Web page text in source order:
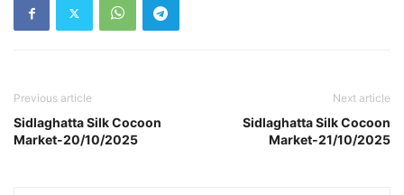
Previous article
Sidlaghatta Silk Cocoon
Market-20/10/2025
Next article
Sidlaghatta Silk Cocoon
Market-21/10/2025